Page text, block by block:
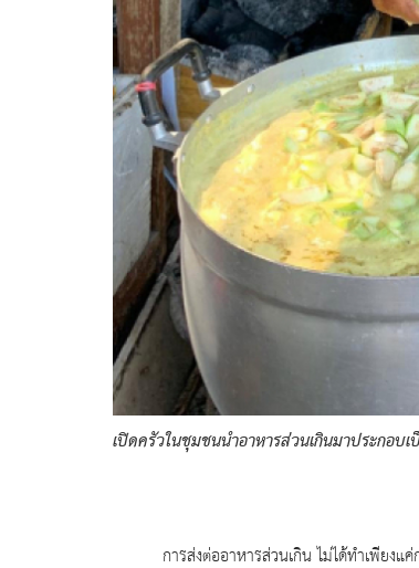
เปิดครัวในชุมชนนำอาหารส่วนเกินมาประกอบเ
การส่งต่ออาหารส่วนเกิน ไม่ได้ทำเพียงแค่